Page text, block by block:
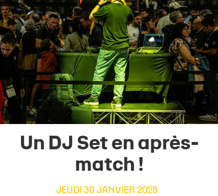
Un DJ Set en après-
match !
JEUDI 30 JANVIER 2025